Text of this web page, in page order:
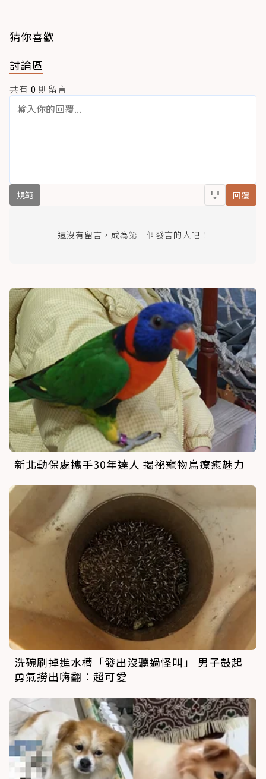
猜你喜歡
討論區
共有 0 則留言
規範 回覆
還沒有留言，成為第一個發言的人吧！
新北動保處攜手30年達人 揭祕寵物鳥療癒魅力
洗碗刷掉進水槽「發出沒聽過怪叫」 男子鼓起
勇氣撈出嗨翻：超可愛